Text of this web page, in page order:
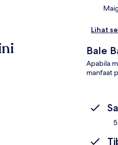
Lihat
Bale
Apabila
manfaat